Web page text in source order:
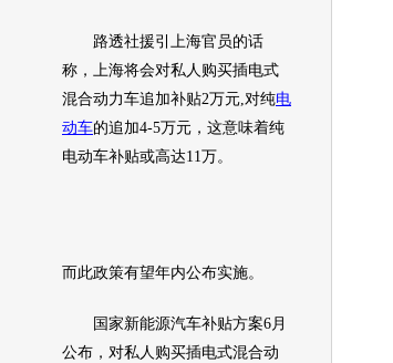
路透社援引上海官员的话
称，上海将会对私人购买插电式
混合动力车追加补贴2万元,对纯电
动车的追加4-5万元，这意味着纯
电动车补贴或高达11万。
而此政策有望年内公布实施。
国家新能源汽车补贴方案6月
公布，对私人购买插电式混合动